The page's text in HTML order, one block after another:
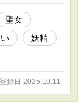
聖女
妖精
登録日 2025.10.11